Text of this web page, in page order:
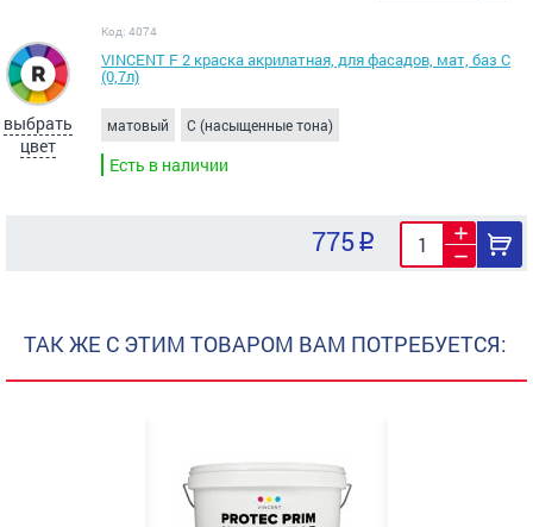
выбрать
цвет
Код: 4074
VINCENT F 2 краска акрилатная, для фасадов, мат, баз С
(0,7л)
матовый C (насыщенные тона)
Есть в наличии
775
ТАК ЖЕ С ЭТИМ ТОВАРОМ ВАМ ПОТРЕБУЕТСЯ: